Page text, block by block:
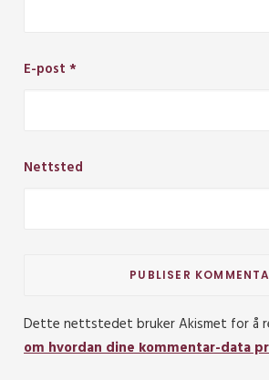
E-post *
Nettsted
Dette nettstedet bruker Akismet for å
om hvordan dine kommentar-data